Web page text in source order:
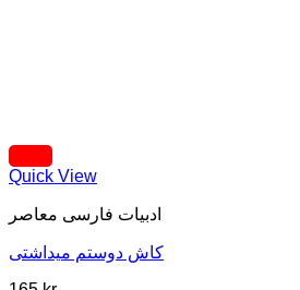
Quick View
ادبيات فارسی معاصر
کاش دوستم میداشتی